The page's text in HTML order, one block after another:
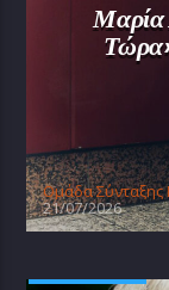
Μαρία
Oμάδα Σύνταξης
21/07/2026